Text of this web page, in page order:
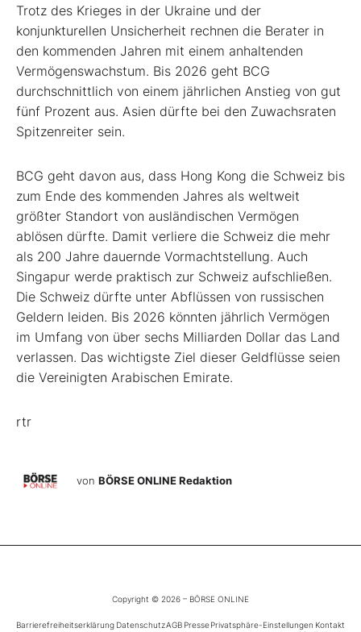
Trotz des Krieges in der Ukraine und der
konjunkturellen Unsicherheit rechnen die Berater in
den kommenden Jahren mit einem anhaltenden
Vermögenswachstum. Bis 2026 geht BCG
durchschnittlich von einem jährlichen Anstieg von gut
fünf Prozent aus. Asien dürfte bei den Zuwachsraten
Spitzenreiter sein.
BCG geht davon aus, dass Hong Kong die Schweiz bis
zum Ende des kommenden Jahres als weltweit
größter Standort von ausländischen Vermögen
ablösen dürfte. Damit verliere die Schweiz die mehr
als 200 Jahre dauernde Vormachtstellung. Auch
Singapur werde praktisch zur Schweiz aufschließen.
Die Schweiz dürfte unter Abflüssen von russischen
Geldern leiden. Bis 2026 könnten jährlich Vermögen
im Umfang von über sechs Milliarden Dollar das Land
verlassen. Das wichtigste Ziel dieser Geldflüsse seien
die Vereinigten Arabischen Emirate.
rtr
von BÖRSE ONLINE Redaktion
Copyright © 2026 – BÖRSE ONLINE
Barrierefreiheitserklärung DatenschutzAGB PressePrivatsphäre-Einstellungen Kontakt